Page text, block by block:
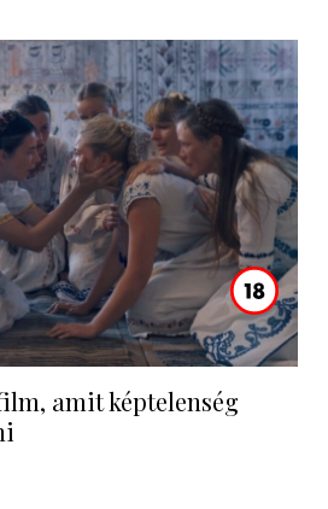
amit képtelenség